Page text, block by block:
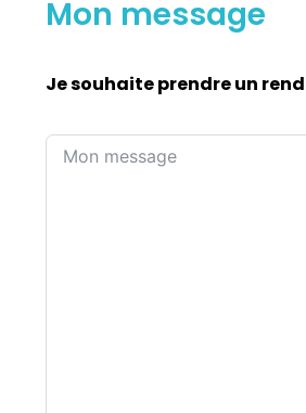
Mon message
Je souhaite prendre un